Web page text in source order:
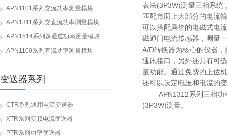
APN1101系列交流功率测量模块
APN1311系列交直流功率测量模块
APN1514系列多通道功率测量模块
APN1100系列直流功率测量模块
变送器系列
CTR系列通用电流变送器
XTR系列变频电流变送器
PTR系列功率变送器
表法(3P3W)测量三相系统
匹配市面上大部分的电流
可以搭配廉价的电磁式电
磁通门电流传感器，测量
A/D转换器为核心的仪器
通讯接口，另外还具有可
量功能。通过免费的上位
还可以设定电压和电流的
APN1312系列三相功率
(3P3W)测量。